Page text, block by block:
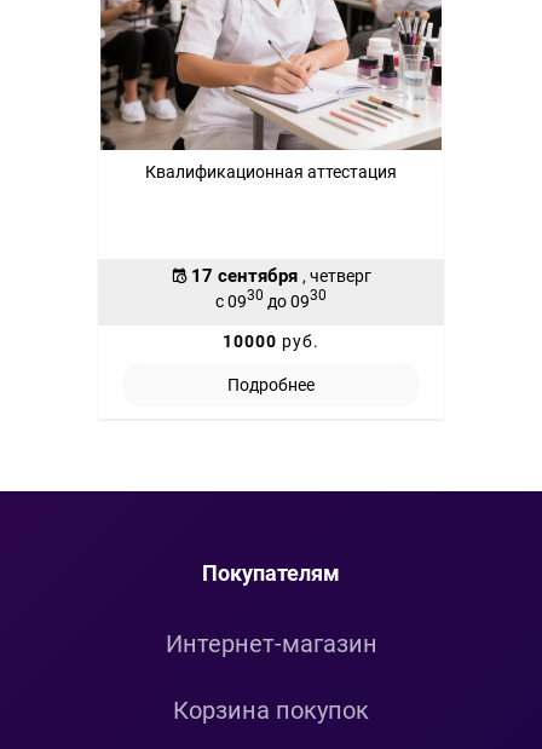
Квалификационная аттестация
17 сентября , четверг
с 0930 до 0930
10000 руб.
Подробнее
Покупателям
Интернет-магазин
Корзина покупок